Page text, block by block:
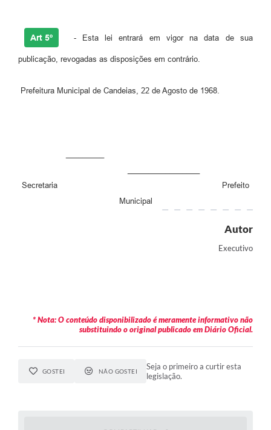
Lei Aldir Blanc
Art 5º - Esta lei entrará em vigor na data de sua
publicação, revogadas as disposições em contrário.
Prefeitura Municipal de Candeias, 22 de Agosto de 1968.
Secretaria Prefeito
Municipal
Autor
Executivo
* Nota: O conteúdo disponibilizado é meramente informativo não
substituindo o original publicado em Diário Oficial.
GOSTEI NÃO GOSTEI
Seja o primeiro a curtir esta
legislação.